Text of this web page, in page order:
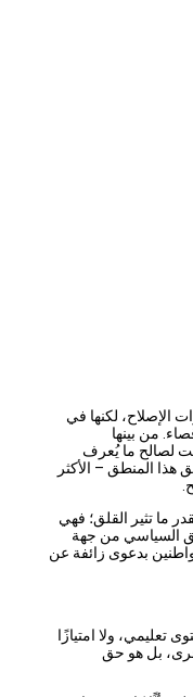
لكنها في
بينها
ما يُعرف
– الأكثر
القلق؛ فهي
من جهة
بدعوى زائفة عن
ولا امتيازًا
هو حق